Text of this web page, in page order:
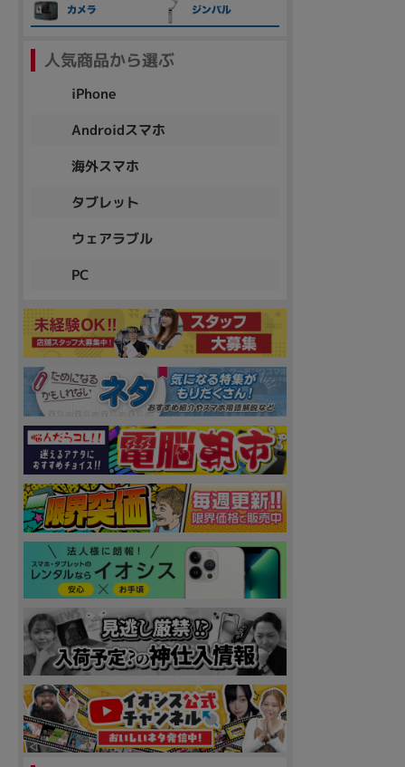
人気商品から選ぶ
iPhone
Androidスマホ
海外スマホ
タブレット
ウェアラブル
PC
各項目のチェックボックスは「or検索」となります。